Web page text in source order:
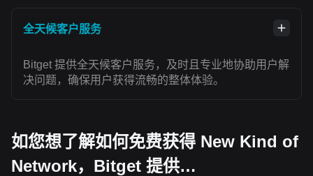
全天候客户服务
Bitget 提供全天候客户服务，及时且专业地协助用户解
决问题，确保用户获得流畅的整体体验。
如您想了解如何免费获得 New Kind of
Network，Bitget 提供…